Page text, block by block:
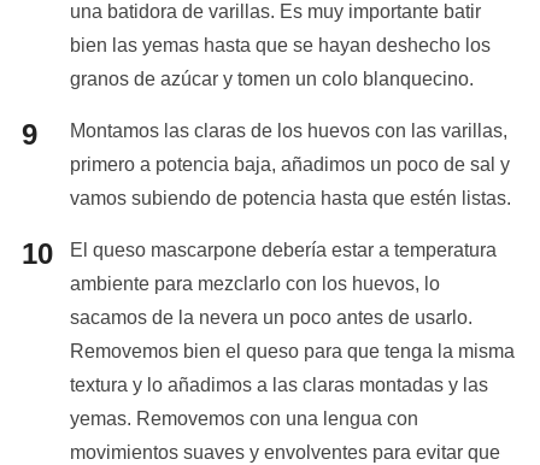
una batidora de varillas. Es muy importante batir
bien las yemas hasta que se hayan deshecho los
granos de azúcar y tomen un colo blanquecino.
Montamos las claras de los huevos con las varillas,
primero a potencia baja, añadimos un poco de sal y
vamos subiendo de potencia hasta que estén listas.
El queso mascarpone debería estar a temperatura
ambiente para mezclarlo con los huevos, lo
sacamos de la nevera un poco antes de usarlo.
Removemos bien el queso para que tenga la misma
textura y lo añadimos a las claras montadas y las
yemas. Removemos con una lengua con
movimientos suaves y envolventes para evitar que